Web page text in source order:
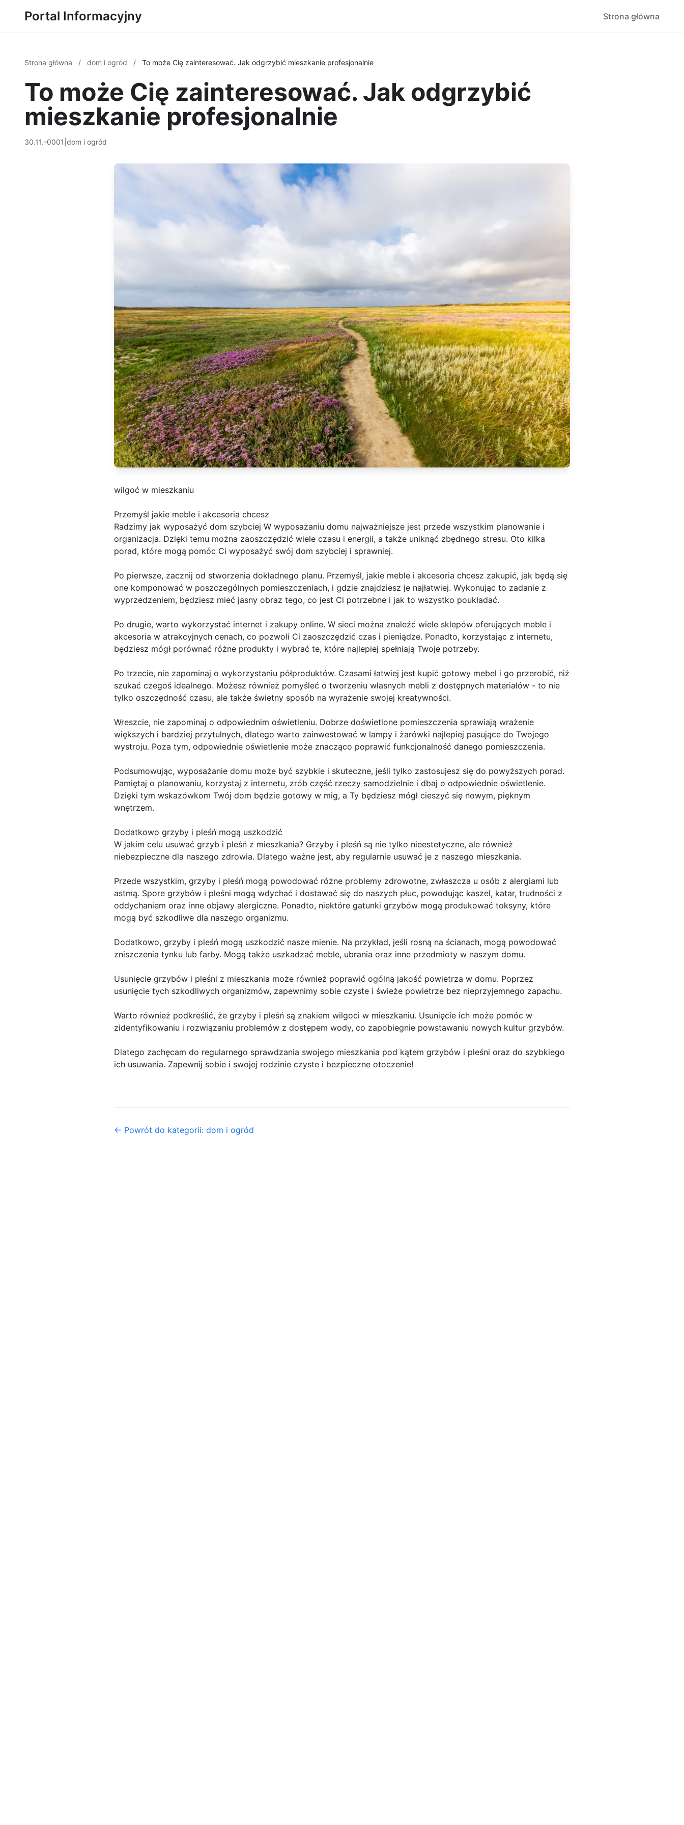
Portal Informacyjny Strona główna
Strona główna / dom i ogród / To może Cię zainteresować. Jak odgrzybić mieszkanie profesjonalnie
To może Cię zainteresować. Jak odgrzybić
mieszkanie profesjonalnie
30.11.-0001 dom i ogród
wilgoć w mieszkaniu
Przemyśl jakie meble i akcesoria chcesz
Radzimy jak wyposażyć dom szybciej W wyposażaniu domu najważniejsze jest przede wszystkim planowanie i
organizacja. Dzięki temu można zaoszczędzić wiele czasu i energii, a także uniknąć zbędnego stresu. Oto kilka
porad, które mogą pomóc Ci wyposażyć swój dom szybciej i sprawniej.
Po pierwsze, zacznij od stworzenia dokładnego planu. Przemyśl, jakie meble i akcesoria chcesz zakupić, jak będą się
one komponować w poszczególnych pomieszczeniach, i gdzie znajdziesz je najłatwiej. Wykonując to zadanie z
wyprzedzeniem, będziesz mieć jasny obraz tego, co jest Ci potrzebne i jak to wszystko poukładać.
Po drugie, warto wykorzystać internet i zakupy online. W sieci można znaleźć wiele sklepów oferujących meble i
akcesoria w atrakcyjnych cenach, co pozwoli Ci zaoszczędzić czas i pieniądze. Ponadto, korzystając z internetu,
będziesz mógł porównać różne produkty i wybrać te, które najlepiej spełniają Twoje potrzeby.
Po trzecie, nie zapominaj o wykorzystaniu półproduktów. Czasami łatwiej jest kupić gotowy mebel i go przerobić, niż
szukać czegoś idealnego. Możesz również pomyśleć o tworzeniu własnych mebli z dostępnych materiałów - to nie
tylko oszczędność czasu, ale także świetny sposób na wyrażenie swojej kreatywności.
Wreszcie, nie zapominaj o odpowiednim oświetleniu. Dobrze doświetlone pomieszczenia sprawiają wrażenie
większych i bardziej przytulnych, dlatego warto zainwestować w lampy i żarówki najlepiej pasujące do Twojego
wystroju. Poza tym, odpowiednie oświetlenie może znacząco poprawić funkcjonalność danego pomieszczenia.
Podsumowując, wyposażanie domu może być szybkie i skuteczne, jeśli tylko zastosujesz się do powyższych porad.
Pamiętaj o planowaniu, korzystaj z internetu, zrób część rzeczy samodzielnie i dbaj o odpowiednie oświetlenie.
Dzięki tym wskazówkom Twój dom będzie gotowy w mig, a Ty będziesz mógł cieszyć się nowym, pięknym
wnętrzem.
Dodatkowo grzyby i pleśń mogą uszkodzić
W jakim celu usuwać grzyb i pleśń z mieszkania? Grzyby i pleśń są nie tylko nieestetyczne, ale również
niebezpieczne dla naszego zdrowia. Dlatego ważne jest, aby regularnie usuwać je z naszego mieszkania.
Przede wszystkim, grzyby i pleśń mogą powodować różne problemy zdrowotne, zwłaszcza u osób z alergiami lub
astmą. Spore grzybów i pleśni mogą wdychać i dostawać się do naszych płuc, powodując kaszel, katar, trudności z
oddychaniem oraz inne objawy alergiczne. Ponadto, niektóre gatunki grzybów mogą produkować toksyny, które
mogą być szkodliwe dla naszego organizmu.
Dodatkowo, grzyby i pleśń mogą uszkodzić nasze mienie. Na przykład, jeśli rosną na ścianach, mogą powodować
zniszczenia tynku lub farby. Mogą także uszkadzać meble, ubrania oraz inne przedmioty w naszym domu.
Usunięcie grzybów i pleśni z mieszkania może również poprawić ogólną jakość powietrza w domu. Poprzez
usunięcie tych szkodliwych organizmów, zapewnimy sobie czyste i świeże powietrze bez nieprzyjemnego zapachu.
Warto również podkreślić, że grzyby i pleśń są znakiem wilgoci w mieszkaniu. Usunięcie ich może pomóc w
zidentyfikowaniu i rozwiązaniu problemów z dostępem wody, co zapobiegnie powstawaniu nowych kultur grzybów.
Dlatego zachęcam do regularnego sprawdzania swojego mieszkania pod kątem grzybów i pleśni oraz do szybkiego
ich usuwania. Zapewnij sobie i swojej rodzinie czyste i bezpieczne otoczenie!
← Powrót do kategorii: dom i ogród